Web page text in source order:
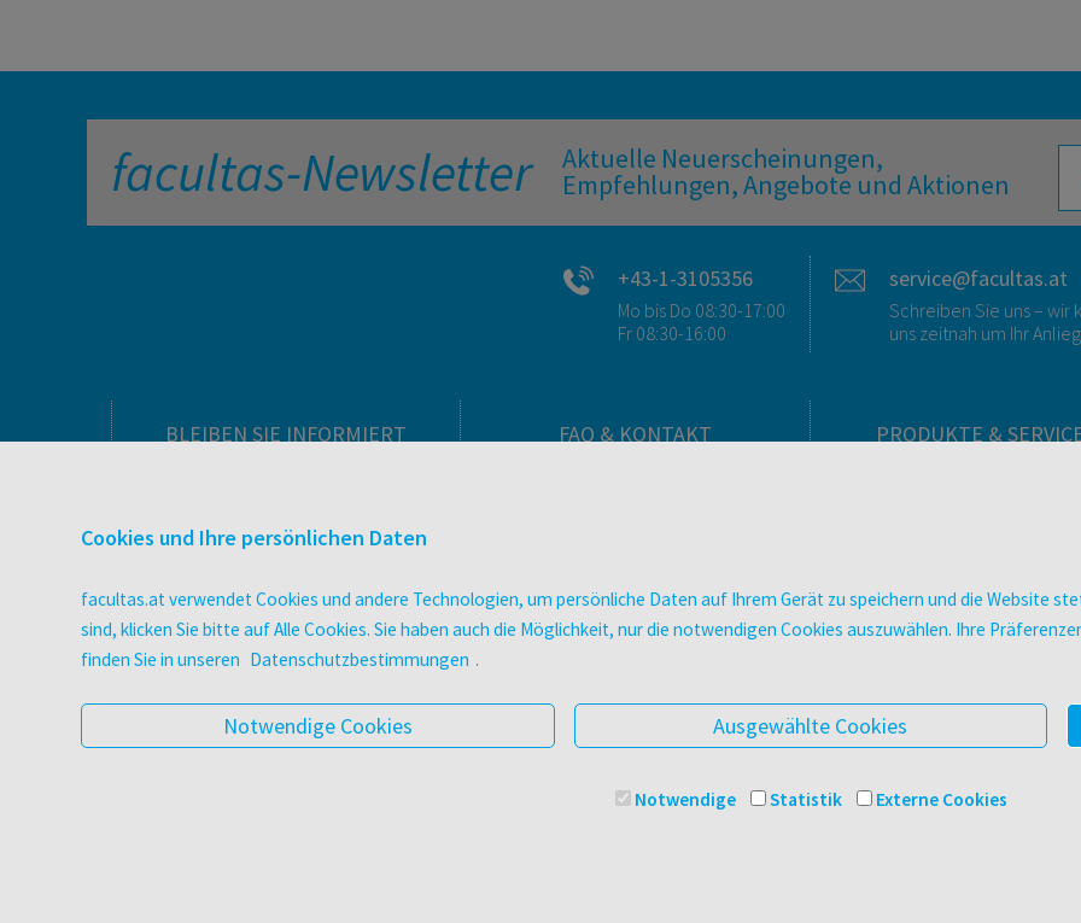
facultas-Newsletter Aktuelle Neuerscheinungen,
Empfehlungen, Angebote und Aktionen
+43-1-3105356
Mo bis Do 08:30-17:00
Fr 08:30-16:00
service@facultas.at
Schreiben Sie uns – wir
uns zeitnah um Ihr
BLEIBEN SIE INFORMIERT
Veranstaltungen
Literaturlisten
facultas Club
Blog facultas.studiert
FAQ & KONTAKT
Ansprechpartner:innen
So finden Sie uns
PRODUKTE &
Druckerei facultas
Kopierservice
© 2025 Facultas Verlags- und Buchhandels AG
Cookies und Ihre persönlichen Daten
facultas.at verwendet Cookies und andere Technologien, um persönliche Daten auf Ihrem Gerät zu speichern und die Website
sind, klicken Sie bitte auf Alle Cookies. Sie haben auch die Möglichkeit, nur die notwendigen Cookies auszuwählen. Ihre
finden Sie in unseren Datenschutzbestimmungen .
Notwendige Cookies Ausgewählte Cookies
Notwendige Statistik Externe Cookies